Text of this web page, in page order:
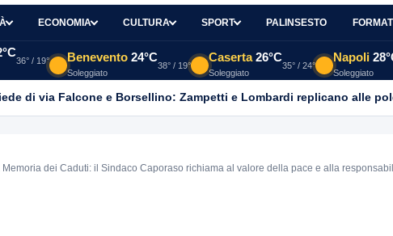
ECONOMIA CULTURA SPORT PALINSESTO
36° / 19° Benevento 24°C
Soleggiato
38° / 19°
Caserta 26°C
Soleggiato
35° / 24°
Napoli
Soleggiato
di via Falcone e Borsellino: Zampetti e Lombardi replicano alle
dei Caduti: il Sindaco Caporaso richiama al valore della pace e alla